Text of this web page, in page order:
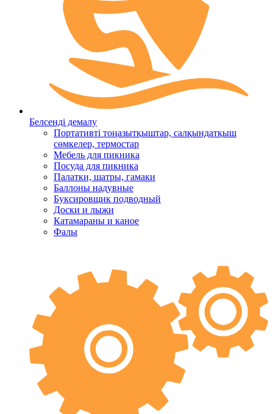
Белсенді демалу
Портативті тоңазытқыштар, салқындатқыш
сөмкелер, термостар
Мебель для пикника
Посуда для пикника
Палатки, шатры, гамаки
Баллоны надувные
Буксировщик подводный
Доски и лыжи
Катамараны и каное
Фалы